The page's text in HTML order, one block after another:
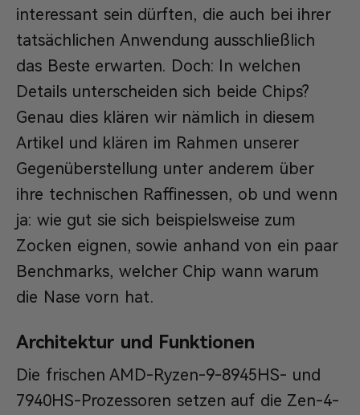
interessant sein dürften, die auch bei ihrer
tatsächlichen Anwendung ausschließlich
das Beste erwarten. Doch: In welchen
Details unterscheiden sich beide Chips?
Genau dies klären wir nämlich in diesem
Artikel und klären im Rahmen unserer
Gegenüberstellung unter anderem über
ihre technischen Raffinessen, ob und wenn
ja: wie gut sie sich beispielsweise zum
Zocken eignen, sowie anhand von ein paar
Benchmarks, welcher Chip wann warum
die Nase vorn hat.
Architektur und Funktionen
Die frischen AMD-Ryzen-9-8945HS- und
7940HS-Prozessoren setzen auf die Zen-4-